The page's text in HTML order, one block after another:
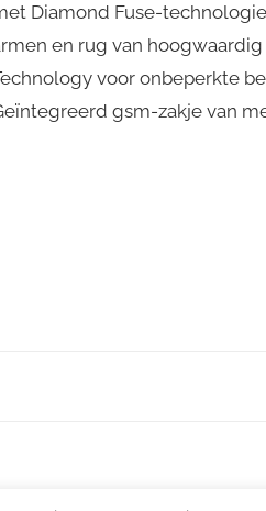
Diamond Fuse-
en rug van
voor onbeperkte
gsm-zakje van